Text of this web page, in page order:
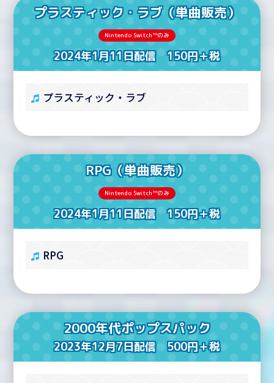
プラスティック・ラブ（単曲販売）
Nintendo Switch™のみ
2024年1月11日配信 150円＋税
プラスティック・ラブ
RPG（単曲販売）
Nintendo Switch™のみ
2024年1月11日配信 150円＋税
RPG
2000年代ポップスパック
2023年12月7日配信 500円＋税